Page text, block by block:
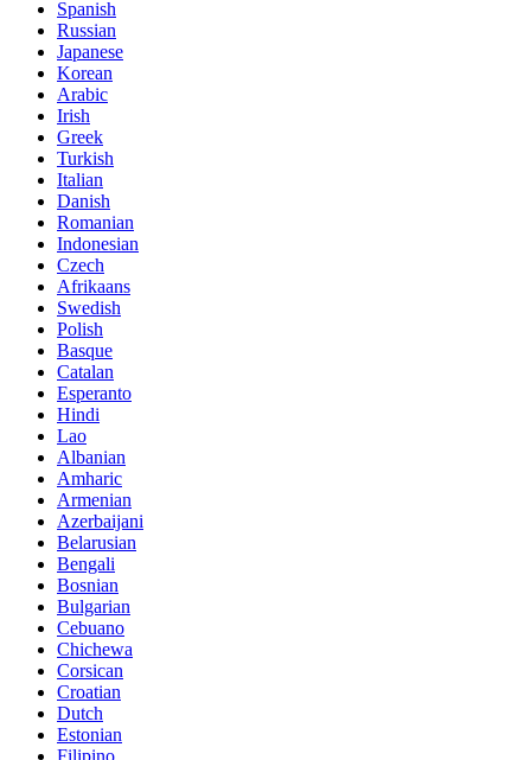
Spanish
Russian
Japanese
Korean
Arabic
Irish
Greek
Turkish
Italian
Danish
Romanian
Indonesian
Czech
Afrikaans
Swedish
Polish
Basque
Catalan
Esperanto
Hindi
Lao
Albanian
Amharic
Armenian
Azerbaijani
Belarusian
Bengali
Bosnian
Bulgarian
Cebuano
Chichewa
Corsican
Croatian
Dutch
Estonian
Filipino